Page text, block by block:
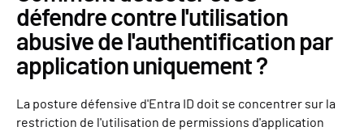
défendre contre l'utilisation
abusive de l'authentification par
application uniquement ?
La posture défensive d'Entra ID doit se concentrer sur la
restriction de l'utilisation de permissions d'application